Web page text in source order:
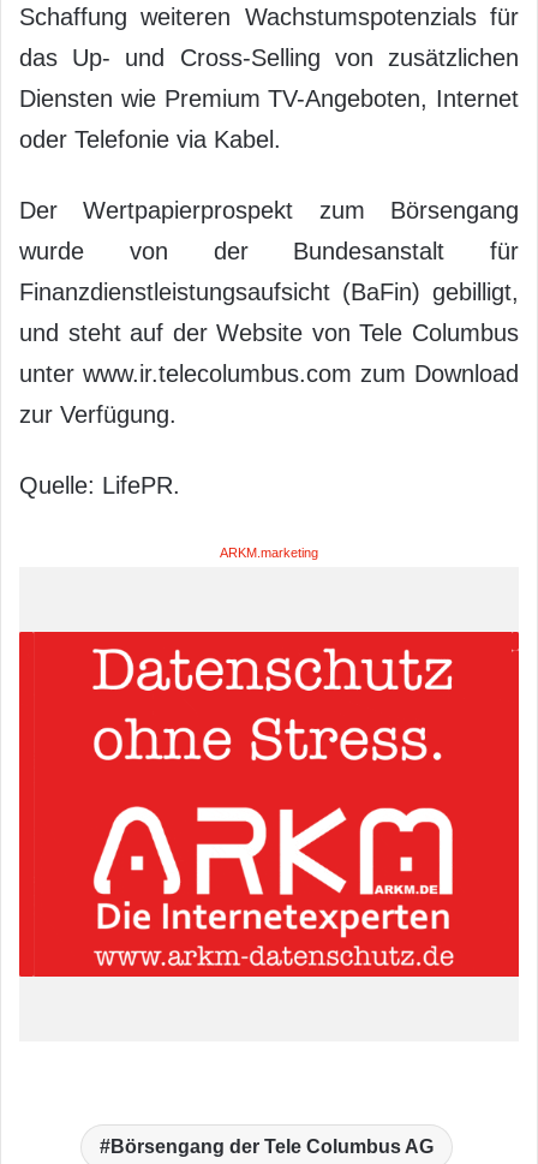
Schaffung weiteren Wachstumspotenzials für
das Up- und Cross-Selling von zusätzlichen
Diensten wie Premium TV-Angeboten, Internet
oder Telefonie via Kabel.
Der Wertpapierprospekt zum Börsengang
wurde von der Bundesanstalt für
Finanzdienstleistungsaufsicht (BaFin) gebilligt,
und steht auf der Website von Tele Columbus
unter www.ir.telecolumbus.com zum Download
zur Verfügung.
Quelle: LifePR.
ARKM.marketing
Börsengang der Tele Columbus AG